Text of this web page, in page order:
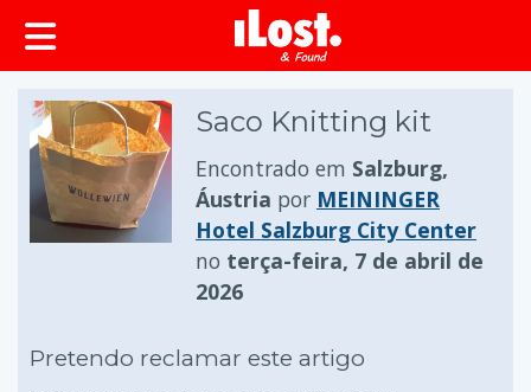
conteúdo principal
Saco Knitting kit
Encontrado em Salzburg,
Áustria por MEININGER
Hotel Salzburg City Center
no terça-feira, 7 de abril de
2026
Pretendo reclamar este artigo